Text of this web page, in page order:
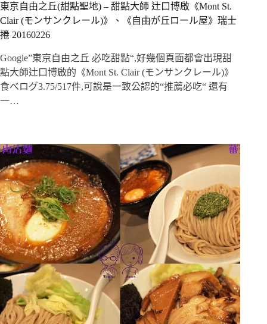
東京自由之丘(甜點聖地) – 甜點大師 辻口博啟《Mont St.
Clair (モンサンクレール)》、《自由が丘ロール屋》瑞士
捲 20160226
Google”東京自由之丘 必吃甜點“,好幾個頁面都會出現甜
點大師辻口博啟的《Mont St. Clair (モンサンクレール)》
食べログ3.75/517件,可說是一致公認的“推薦必吃“ 還有
一…